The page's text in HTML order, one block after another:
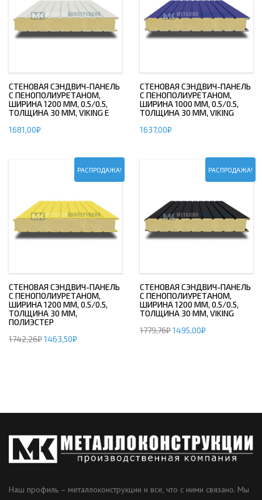
СТЕНОВАЯ СЭНДВИЧ-ПАНЕЛЬ
С ПЕНОПОЛИУРЕТАНОМ,
ШИРИНА 1200 ММ, 0.5/0.5,
ТОЛЩИНА 30 ММ, VIKING E
1681,00₽
СТЕНОВАЯ СЭНДВИЧ-ПАНЕЛЬ
С ПЕНОПОЛИУРЕТАНОМ,
ШИРИНА 1000 ММ, 0.5/0.5,
ТОЛЩИНА 30 ММ, VIKING
1637,00₽
РАСПРОДАЖА!
СТЕНОВАЯ СЭНДВИЧ-ПАНЕЛЬ
С ПЕНОПОЛИУРЕТАНОМ,
ШИРИНА 1200 ММ, 0.5/0.5,
ТОЛЩИНА 30 ММ,
ПОЛИЭСТЕР
1742,26₽1463,50₽
РАСПРОДАЖА!
СТЕНОВАЯ СЭНДВИЧ-ПАНЕЛЬ
С ПЕНОПОЛИУРЕТАНОМ,
ШИРИНА 1200 ММ, 0.5/0.5,
ТОЛЩИНА 30 ММ, VIKING
1779,76₽1495,00₽
Наш профиль – металлоконструкции и все, что с ними связано. Мы